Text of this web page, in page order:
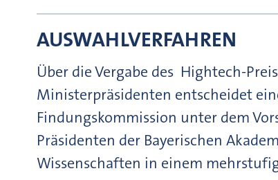
AUSWAHLVERFAHREN
Über die Vergabe des Hightech-
Ministerpräsidenten entscheidet
Findungskommission unter dem
Präsidenten der Bayerischen
Wissenschaften in einem